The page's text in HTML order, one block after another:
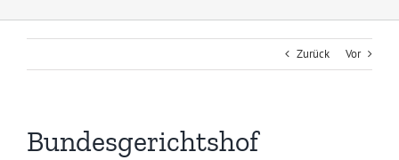
Zurück Vor
Bundesgerichtshof